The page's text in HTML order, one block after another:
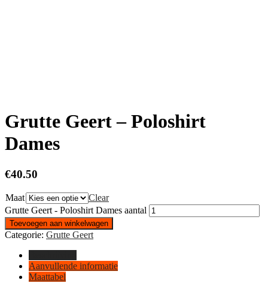
Grutte Geert – Poloshirt
Dames
€40.50
Maat
Clear
Grutte Geert - Poloshirt Dames aantal
Toevoegen aan winkelwagen
Categorie: Grutte Geert
Aanvullende informatie
Maattabel